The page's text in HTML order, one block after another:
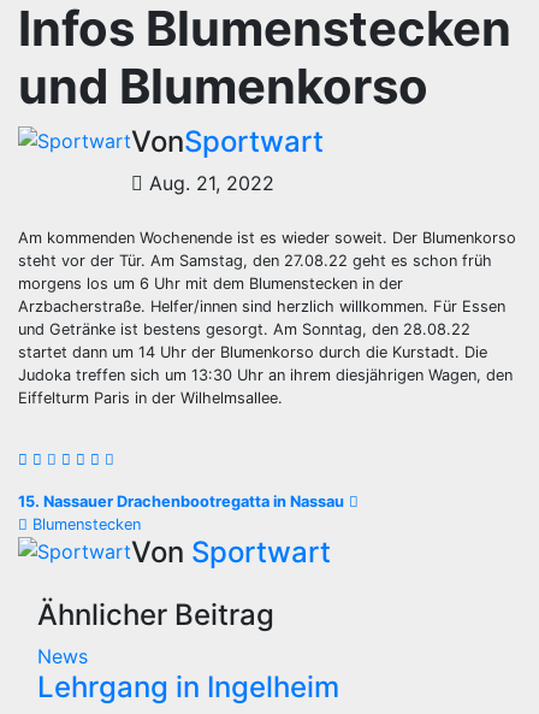
Infos Blumenstecken
und Blumenkorso
VonSportwart
Aug. 21, 2022
Am kommenden Wochenende ist es wieder soweit. Der Blumenkorso
steht vor der Tür. Am Samstag, den 27.08.22 geht es schon früh
morgens los um 6 Uhr mit dem Blumenstecken in der
Arzbacherstraße. Helfer/innen sind herzlich willkommen. Für Essen
und Getränke ist bestens gesorgt. Am Sonntag, den 28.08.22
startet dann um 14 Uhr der Blumenkorso durch die Kurstadt. Die
Judoka treffen sich um 13:30 Uhr an ihrem diesjährigen Wagen, den
Eiffelturm Paris in der Wilhelmsallee.
Beitragsnavigation
15. Nassauer Drachenbootregatta in Nassau
Blumenstecken
Von Sportwart
Ähnlicher Beitrag
News
Lehrgang in Ingelheim